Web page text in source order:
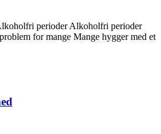
perioder Alkoholfri perioder
for mange Mange hygger med et